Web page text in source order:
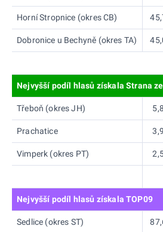
Horní Stropnice (okres CB)
Dobronice u Bechyně (okres TA)
Nejvyšší podíl hlasů získala Strana
Třeboň (okres JH)
Prachatice
Vimperk (okres PT)
Nejvyšší podíl hlasů získala TOP09
Sedlice (okres ST)